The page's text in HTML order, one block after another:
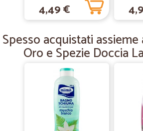
Puntualissimo e ben confezionato
Puntualissimo e ben confezionato
bianco e lavanda 250 ml.
4,49 €
Spesso acquistati
Oro e Spezie Doccia